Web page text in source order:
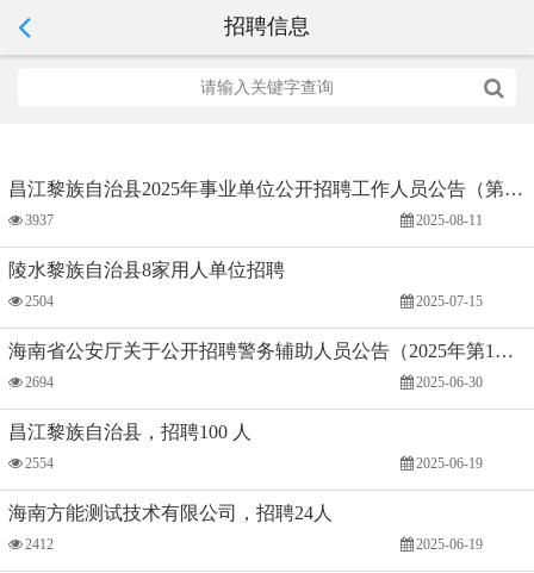
招聘信息
昌江黎族自治县2025年事业单位公开招聘工作人员公告（第1号）
3937 2025-08-11
陵水黎族自治县8家用人单位招聘
2504 2025-07-15
海南省公安厅关于公开招聘警务辅助人员公告（2025年第1号）
2694 2025-06-30
昌江黎族自治县，招聘100 人
2554 2025-06-19
海南方能测试技术有限公司，招聘24人
2412 2025-06-19